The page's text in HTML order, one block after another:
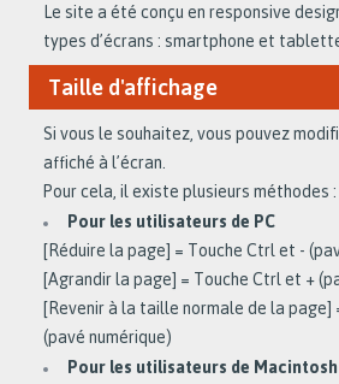
Le site a été conçu en responsive
types d’écrans : smartphone et
Taille d'affichage
Si vous le souhaitez, vous pouvez
affiché à l’écran.
Pour cela, il existe plusieurs méthodes :
Pour les utilisateurs de PC
[Réduire la page] = Touche Ctrl et -
[Agrandir la page] = Touche Ctrl et +
[Revenir à la taille normale de la page]
(pavé numérique)
Pour les utilisateurs de Macintosh